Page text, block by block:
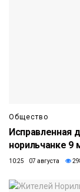
Общество
Исправленная
норильчанке 9
10:25 07 августа